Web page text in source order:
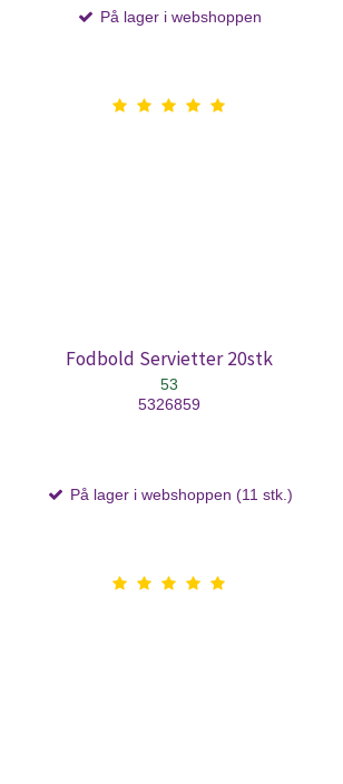
På lager i webshoppen
Fodbold Servietter 20stk
53
5326859
På lager i webshoppen (11 stk.)